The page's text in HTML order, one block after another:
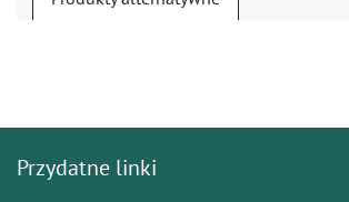
Przydatne linki